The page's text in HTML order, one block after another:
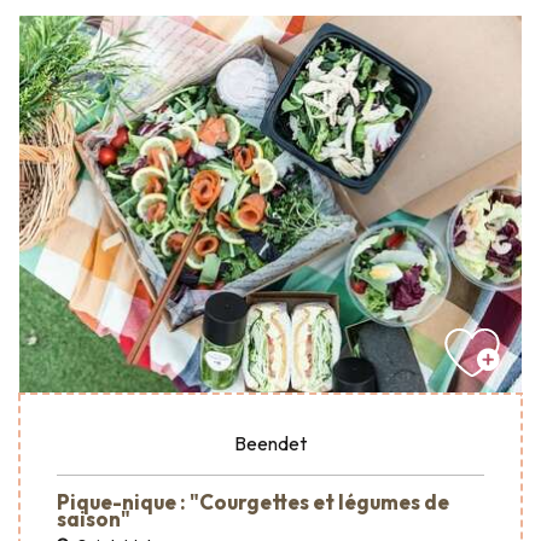
Beendet
Pique-nique : "Courgettes et légumes de
saison"